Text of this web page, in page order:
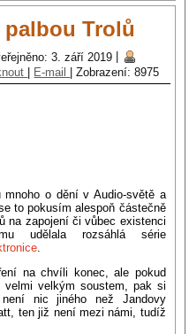
Trolů
3. září 2019
E-mail |Zobrazení: 8975
o dění v Audio-světě a
to pokusím alespoň částečně
na zapojení či vůbec existenci
udělala rozsáhlá série
.
na chvíli konec, ale pokud
velmi velkým soustem, pak si
nic jiného než Jandovy
ten již není mezi námi, tudíž